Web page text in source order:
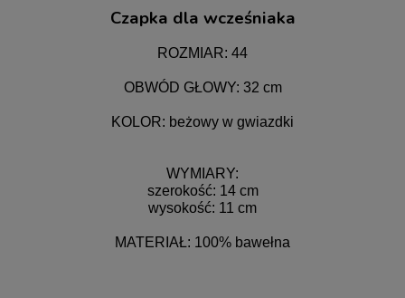
Czapka dla wcześniaka
ROZMIAR: 44
OBWÓD GŁOWY: 32 cm
KOLOR: beżowy w gwiazdki
WYMIARY:
szerokość: 14 cm
wysokość: 11 cm
MATERIAŁ: 100% bawełna